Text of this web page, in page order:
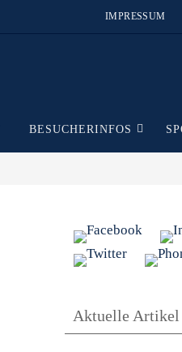
IMPRESSUM
BESUCHERINFOS
Aktuelle Artikel